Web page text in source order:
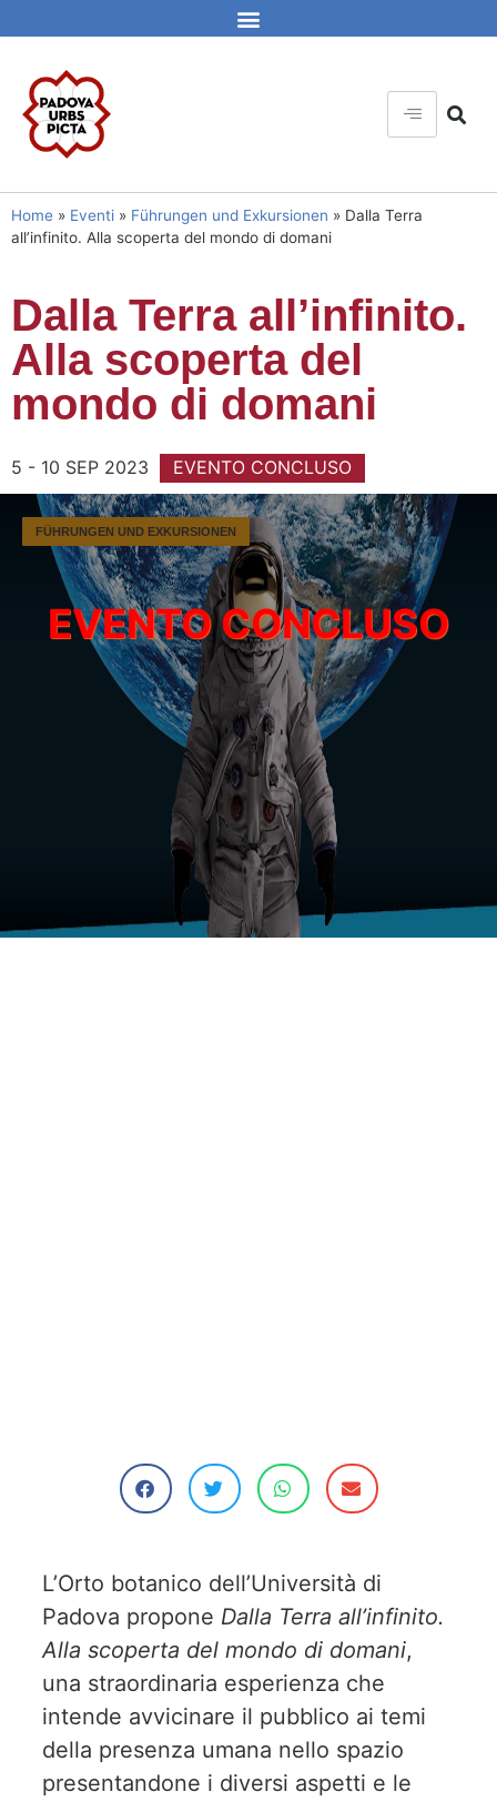
Home » Eventi » Führungen und Exkursionen » Dalla Terra
all’infinito. Alla scoperta del mondo di domani
Dalla Terra all’infinito.
Alla scoperta del
mondo di domani
5 - 10 SEP 2023 EVENTO CONCLUSO
FÜHRUNGEN UND EXKURSIONEN
L’Orto botanico dell’Università di
Padova propone Dalla Terra all’infinito.
Alla scoperta del mondo di domani,
una straordinaria esperienza che
intende avvicinare il pubblico ai temi
della presenza umana nello spazio
presentandone i diversi aspetti e le